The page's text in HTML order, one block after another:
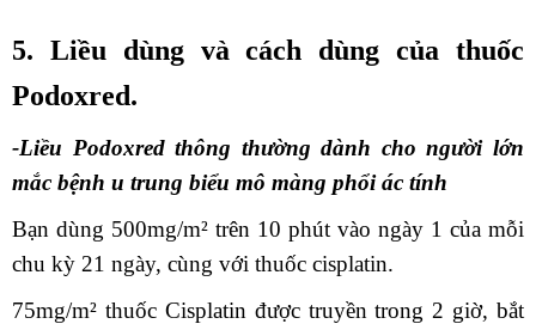
5. Liều dùng và cách dùng của thuốc
Podoxred.
-Liều Podoxred thông thường dành cho người lớn
mắc bệnh u trung biểu mô màng phổi ác tính
Bạn dùng 500mg/m² trên 10 phút vào ngày 1 của mỗi
chu kỳ 21 ngày, cùng với thuốc cisplatin.
75mg/m² thuốc Cisplatin được truyền trong 2 giờ, bắt